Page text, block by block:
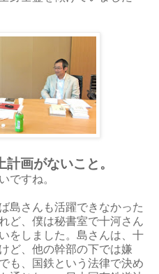
画がないこと。
ですね。
島さんも活躍できなかった
ど、僕は秘書室で十河さん
をしました。島さんは、十
ど、他の幹部の下では嫌
も、国鉄という法律で決め